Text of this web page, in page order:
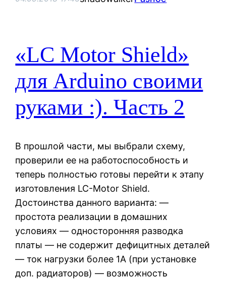
«LC Motor Shield»
для Arduino своими
руками :). Часть 2
В прошлой части, мы выбрали схему,
проверили ее на работоспособность и
теперь полностью готовы перейти к этапу
изготовления LC-Motor Shield.
Достоинства данного варианта: —
простота реализации в домашних
условиях — односторонняя разводка
платы — не содержит дефицитных деталей
— ток нагрузки более 1А (при установке
доп. радиаторов) — возможность